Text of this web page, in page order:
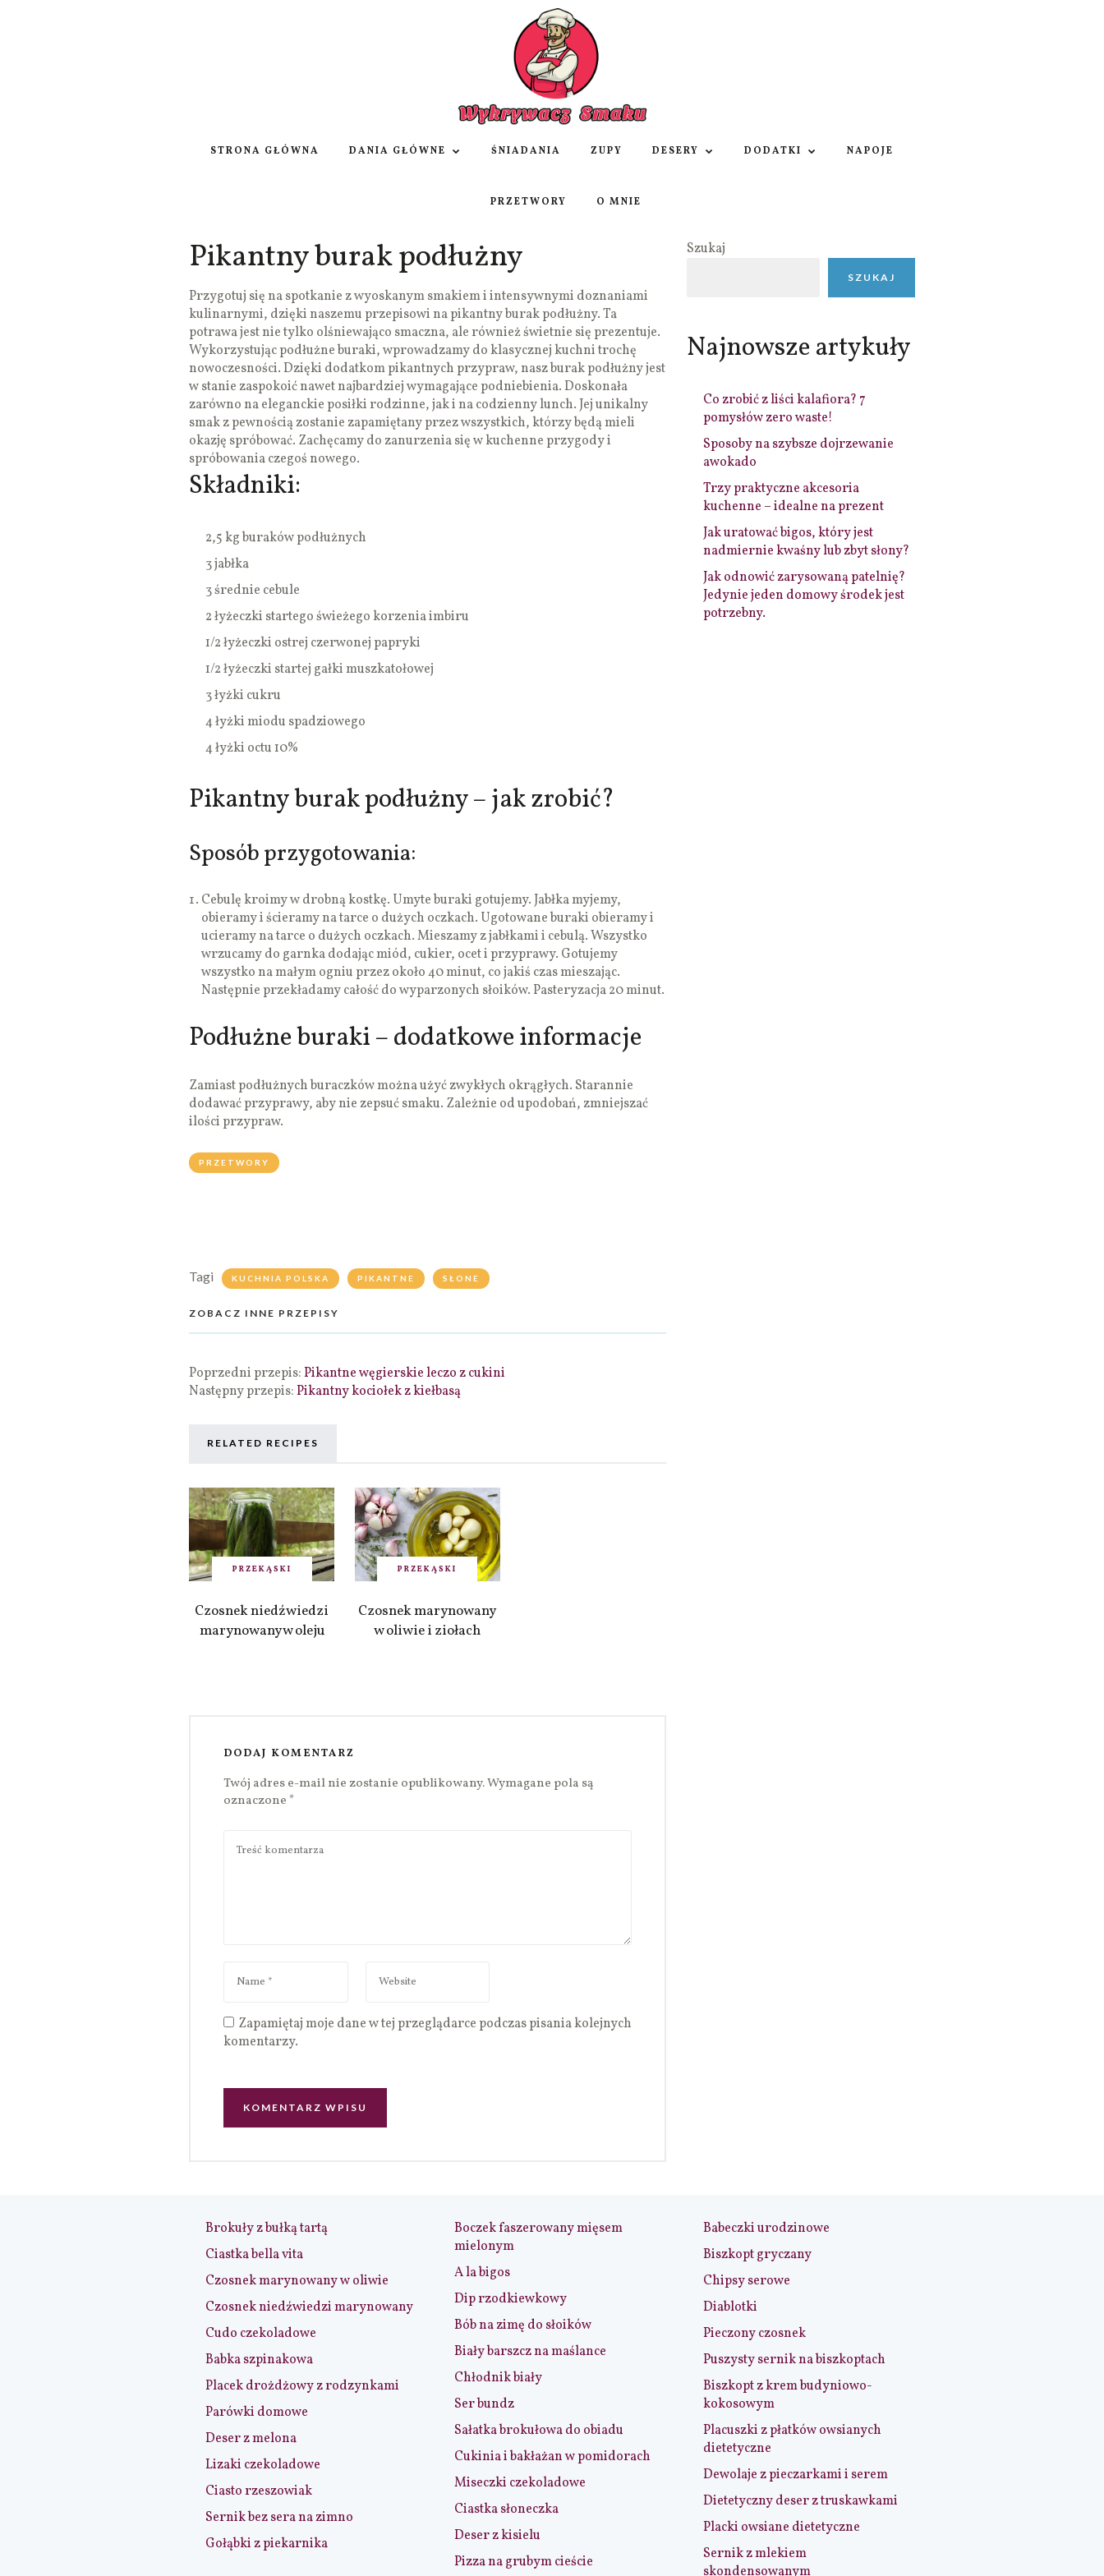
STRONA GŁÓWNA DANIA GŁÓWNE ŚNIADANIA ZUPY DESERY DODATKI NAPOJE
PRZETWORY O MNIE
Pikantny burak podłużny
Przygotuj się na spotkanie z wyoskanym smakiem i intensywnymi doznaniami
kulinarnymi, dzięki naszemu przepisowi na pikantny burak podłużny. Ta
potrawa jest nie tylko olśniewająco smaczna, ale również świetnie się prezentuje.
Wykorzystując podłużne buraki, wprowadzamy do klasycznej kuchni trochę
nowoczesności. Dzięki dodatkom pikantnych przypraw, nasz burak podłużny jest
w stanie zaspokoić nawet najbardziej wymagające podniebienia. Doskonała
zarówno na eleganckie posiłki rodzinne, jak i na codzienny lunch. Jej unikalny
smak z pewnością zostanie zapamiętany przez wszystkich, którzy będą mieli
okazję spróbować. Zachęcamy do zanurzenia się w kuchenne przygody i
spróbowania czegoś nowego.
Składniki:
2,5 kg buraków podłużnych
3 jabłka
3 średnie cebule
2 łyżeczki startego świeżego korzenia imbiru
1/2 łyżeczki ostrej czerwonej papryki
1/2 łyżeczki startej gałki muszkatołowej
3 łyżki cukru
4 łyżki miodu spadziowego
4 łyżki octu 10%
Pikantny burak podłużny – jak zrobić?
Sposób przygotowania:
Cebulę kroimy w drobną kostkę. Umyte buraki gotujemy. Jabłka myjemy,
obieramy i ścieramy na tarce o dużych oczkach. Ugotowane buraki obieramy i
ucieramy na tarce o dużych oczkach. Mieszamy z jabłkami i cebulą. Wszystko
wrzucamy do garnka dodając miód, cukier, ocet i przyprawy. Gotujemy
wszystko na małym ogniu przez około 40 minut, co jakiś czas mieszając.
Następnie przekładamy całość do wyparzonych słoików. Pasteryzacja 20 minut.
Podłużne buraki – dodatkowe informacje
Zamiast podłużnych buraczków można użyć zwykłych okrągłych. Starannie
dodawać przyprawy, aby nie zepsuć smaku. Zależnie od upodobań, zmniejszać
ilości przypraw.
PRZETWORY
Tagi KUCHNIA POLSKA PIKANTNE SŁONE
ZOBACZ INNE PRZEPISY
Poprzedni przepis:Pikantne węgierskie leczo z cukini
Następny przepis:Pikantny kociołek z kiełbasą
RELATED RECIPES
PRZEKĄSKI
Czosnek niedźwiedzi
marynowany w oleju
PRZEKĄSKI
Czosnek marynowany
w oliwie i ziołach
DODAJ KOMENTARZ
Twój adres e-mail nie zostanie opublikowany.Wymagane pola są
oznaczone *
Zapamiętaj moje dane w tej przeglądarce podczas pisania kolejnych
komentarzy.
Szukaj
SZUKAJ
Najnowsze artykuły
Co zrobić z liści kalafiora? 7
pomysłów zero waste!
Sposoby na szybsze dojrzewanie
awokado
Trzy praktyczne akcesoria
kuchenne – idealne na prezent
Jak uratować bigos, który jest
nadmiernie kwaśny lub zbyt słony?
Jak odnowić zarysowaną patelnię?
Jedynie jeden domowy środek jest
potrzebny.
Brokuły z bułką tartą
Ciastka bella vita
Czosnek marynowany w oliwie
Czosnek niedźwiedzi marynowany
Cudo czekoladowe
Babka szpinakowa
Placek drożdżowy z rodzynkami
Parówki domowe
Deser z melona
Lizaki czekoladowe
Ciasto rzeszowiak
Sernik bez sera na zimno
Gołąbki z piekarnika
Boczek faszerowany mięsem
mielonym
A la bigos
Dip rzodkiewkowy
Bób na zimę do słoików
Biały barszcz na maślance
Chłodnik biały
Ser bundz
Sałatka brokułowa do obiadu
Cukinia i bakłażan w pomidorach
Miseczki czekoladowe
Ciastka słoneczka
Deser z kisielu
Pizza na grubym cieście
Babeczki urodzinowe
Biszkopt gryczany
Chipsy serowe
Diablotki
Pieczony czosnek
Puszysty sernik na biszkoptach
Biszkopt z krem budyniowo-
kokosowym
Placuszki z płatków owsianych
dietetyczne
Dewolaje z pieczarkami i serem
Dietetyczny deser z truskawkami
Placki owsiane dietetyczne
Sernik z mlekiem
skondensowanym